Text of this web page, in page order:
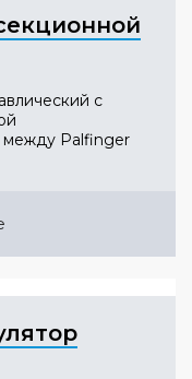
с
между Palfinger